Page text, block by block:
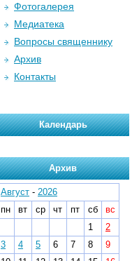
Фотогалерея
Медиатека
Вопросы священнику
Архив
Контакты
Календарь
Архив
Август - 2026
пн
вт ср чт пт сб
вс
1
2
3
4 5 6 7 8
9